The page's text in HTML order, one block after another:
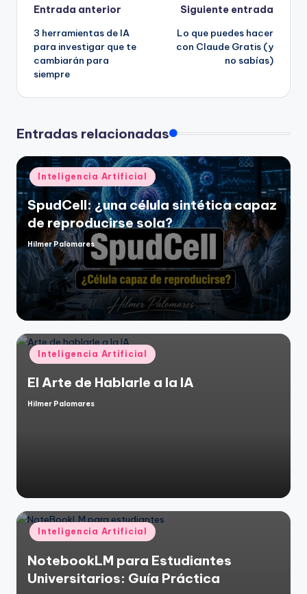
Navegación
de
entradas
Entrada anterior
3 herramientas de IA
para investigar que te
cambiarán para
siempre
Siguiente entrada
Lo que puedes hacer
con Claude Gratis (y
no sabías)
Entradas relacionadas
Publicado
en
Inteligencia Artificial
SpudCell: ¿una célula sintética capaz
de reproducirse sola?
Publicado
por
Hilmer Palomares
Publicado
en
Inteligencia Artificial
El Arte de Hablarle a la IA
Publicado
Hilmer Palomares
Publicado
en
Inteligencia Artificial
NotebookLM para Estudiantes
Universitarios: Guía Práctica